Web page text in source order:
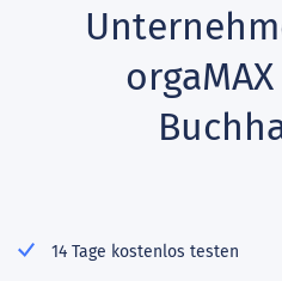
14 Tage kostenlos testen